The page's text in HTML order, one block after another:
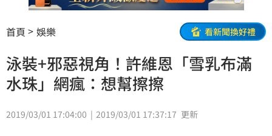
首頁 娛樂 看新聞換好禮
泳裝+邪惡視角！許維恩「雪乳布滿
水珠」網瘋：想幫擦擦
2019/03/01 17:04:00 2019/03/01 17:37:17 更新